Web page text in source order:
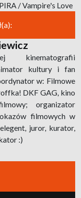
/ Vampire's Love
kinematografii
kultury i fan
w: Filmowe
DKF GAG, kino
organizator
filmowych w
juror, kurator,
:)